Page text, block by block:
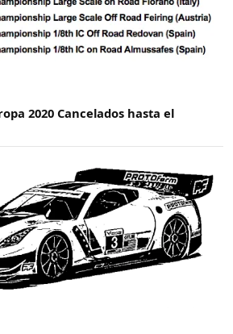
2020 Cancelados hasta el